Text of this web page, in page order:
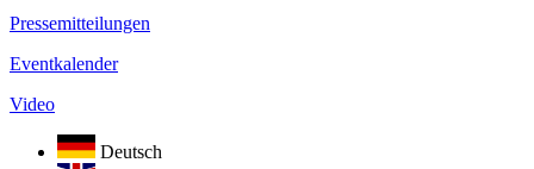
Pressemitteilungen
Eventkalender
Video
Deutsch